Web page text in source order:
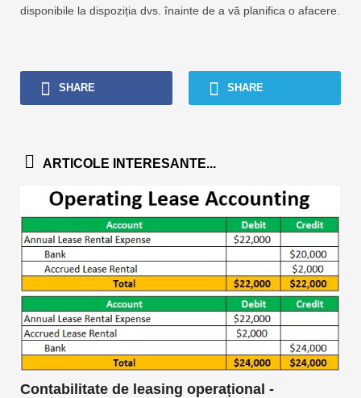
disponibile la dispoziția dvs. înainte de a vă planifica o afacere.
SHARE SHARE
ARTICOLE INTERESANTE...
Contabilitate de leasing operațional -